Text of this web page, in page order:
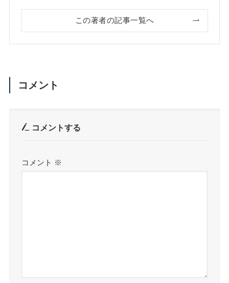
この著者の記事一覧へ
コメント
コメントする
コメント ※